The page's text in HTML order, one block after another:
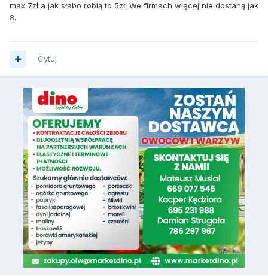
max 7zł a jak słabo robią to 5zł. We firmach więcej nie dostaną jak
8.
Cytuj